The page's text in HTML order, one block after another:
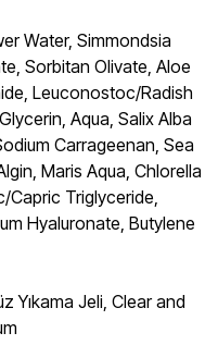
Water, Simmondsia
Sorbitan Olivate, Aloe
Leuconostoc/Radish
Aqua, Salix Alba
Carrageenan, Sea
Maris Aqua, Chlorella
Capric Triglyceride,
Hyaluronate, Butylene
Yıkama Jeli, Clear and